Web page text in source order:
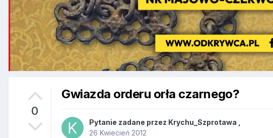
0
Gwiazda orderu orła czarnego?
Pytanie zadane przez Krychu_Szprotawa
26 Kwiecień 2012